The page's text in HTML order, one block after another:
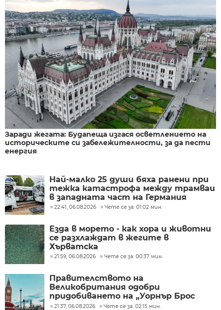
Заради жегата: Будапеща изгася осветлението на
историческите си забележителности, за да пести
енергия
Най-малко 25 души бяха ранени при
тежка катастрофа между трамваи
в западната част на Германия
22:41, 06.08.2026 Чете се за: 01:02 мин.
Езда в морето - как хора и животни
се разхлаждат в жегите в
Хърватска
21:59, 06.08.2026 Чете се за: 00:37 мин.
Правителството на
Великобритания одобри
придобиването на „Уорнър Брос
Дискавъри“ от „Парамаунт“ за 110
21:37, 06.08.2026 Чете се за: 02:15 мин.